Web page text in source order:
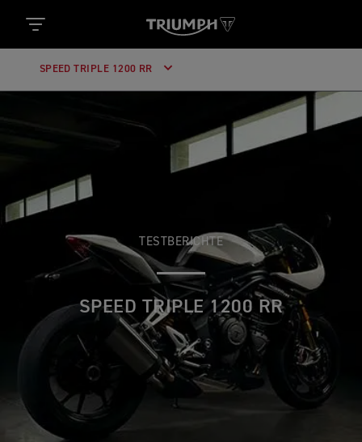
SPEED TRIPLE 1200 RR
TESTBERICHTE
SPEED TRIPLE 1200 RR